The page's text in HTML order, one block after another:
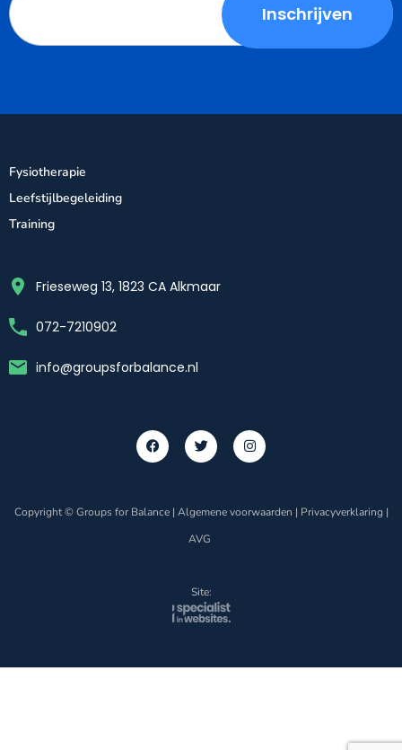
Fysiotherapie
Leefstijlbegeleiding
Training
Frieseweg 13, 1823 CA Alkmaar
072-7210902
info@groupsforbalance.nl
Copyright © Groups for Balance | Algemene voorwaarden | Privacyverklaring |
AVG
Site: